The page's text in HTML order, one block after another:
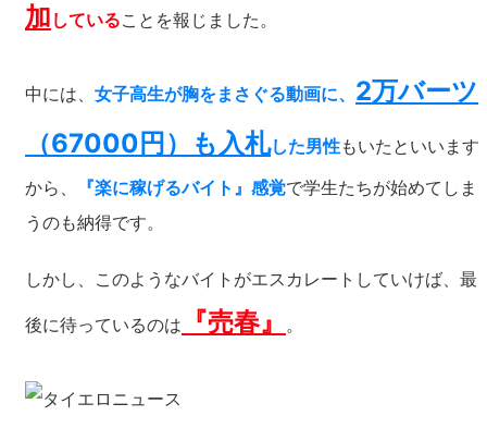
加 していることを報じました。
中には、 女子高生が胸をまさぐる動画に、 2万バーツ
（67000円）も入札した男性もいたといいます
から、
『楽に稼げるバイト』感覚で学生たちが始めてしま
うのも納得です。
しかし、このようなバイトがエスカレートしていけば、最
後に待っているのは 『売春』 。